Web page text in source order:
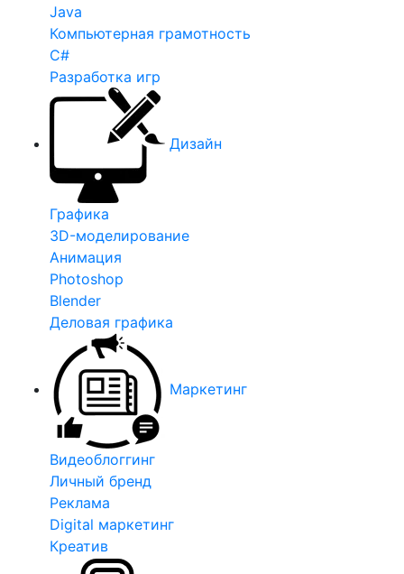
Java
Компьютерная грамотность
C#
Разработка игр
Дизайн
Графика
3D-моделирование
Анимация
Photoshop
Blender
Деловая графика
Маркетинг
Видеоблоггинг
Личный бренд
Реклама
Digital маркетинг
Креатив